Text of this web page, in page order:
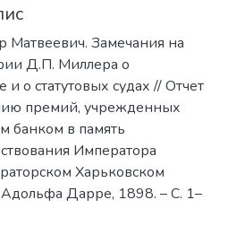
Матвеевич. Замечания на
Д.П. Миллера о
и о статутовых судах // Отчет
премий, учрежденных
банком в память
Императора
Харьковском
Адольфа Дарре, 1898. – С. 1–